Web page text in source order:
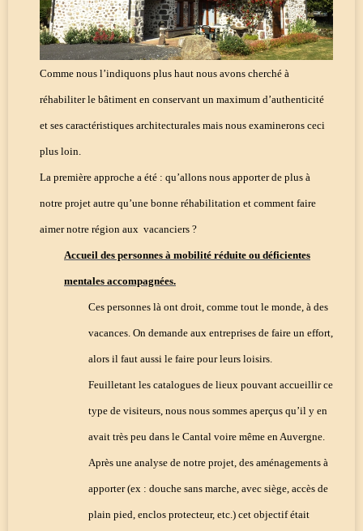
Comme nous l’indiquons plus haut nous avons cherché à
réhabiliter le bâtiment en conservant un maximum d’authenticité
et ses caractéristiques architecturales mais nous examinerons ceci
plus loin.
La première approche a été : qu’allons nous apporter de plus à
notre projet autre qu’une bonne réhabilitation et comment faire
aimer notre région aux vacanciers ?
Accueil des personnes à mobilité réduite ou déficientes
mentales accompagnées.
Ces personnes là ont droit, comme tout le monde, à des
vacances. On demande aux entreprises de faire un effort,
alors il faut aussi le faire pour leurs loisirs.
Feuilletant les catalogues de lieux pouvant accueillir ce
type de visiteurs, nous nous sommes aperçus qu’il y en
avait très peu dans le Cantal voire même en Auvergne.
Après une analyse de notre projet, des aménagements à
apporter (ex : douche sans marche, avec siège, accès de
plain pied, enclos protecteur, etc.) cet objectif était